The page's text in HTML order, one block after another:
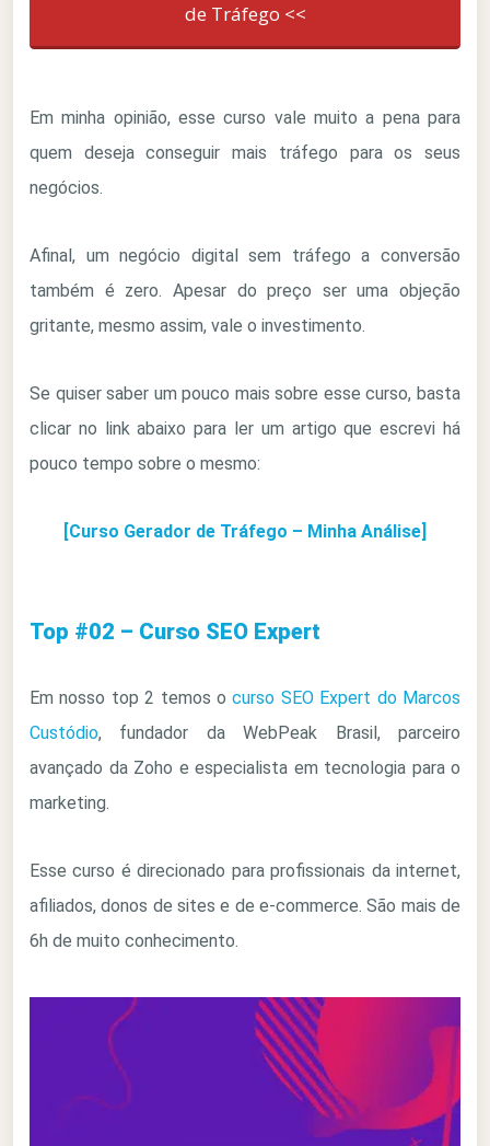
de Tráfego <<
Em minha opinião, esse curso vale muito a pena para
quem deseja conseguir mais tráfego para os seus
negócios.
Afinal, um negócio digital sem tráfego a conversão
também é zero. Apesar do preço ser uma objeção
gritante, mesmo assim, vale o investimento.
Se quiser saber um pouco mais sobre esse curso, basta
clicar no link abaixo para ler um artigo que escrevi há
pouco tempo sobre o mesmo:
[Curso Gerador de Tráfego – Minha Análise]
Top #02 – Curso SEO Expert
Em nosso top 2 temos ocurso SEO Expert do Marcos
Custódio, fundador da WebPeak Brasil, parceiro
avançado da Zoho e especialista em tecnologia para o
marketing.
Esse curso é direcionado para profissionais da internet,
afiliados, donos de sites e de e-commerce. São mais de
6h de muito conhecimento.